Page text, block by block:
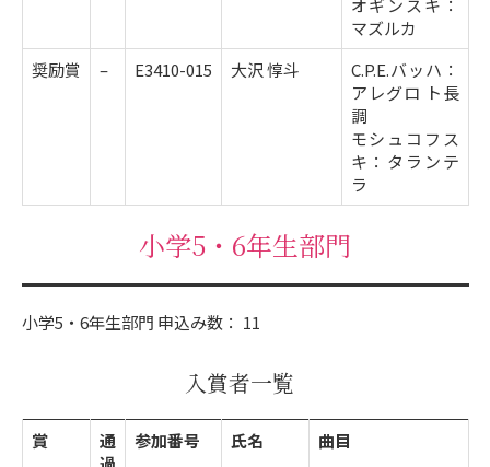
マズルカ
奨励賞
– E3410-015 大沢 惇斗
C.P.E.バッハ：
アレグロ ト長
調
モシュコフス
キ：タランテ
ラ
小学5・6年生部門
小学5・6年生部門 申込み数： 11
入賞者一覧
賞
通
参加番号 氏名 曲目